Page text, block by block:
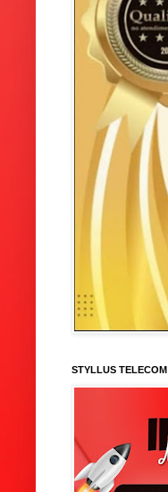
STYLLUS TELECOM